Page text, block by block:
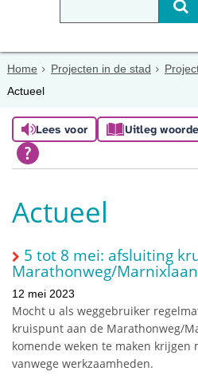
Home Projecten in de stad
Actueel
Lees voor Uitleg
Actueel
5 tot 8 mei: afsluiting
Marathonweg/Marnixlaan
12 mei 2023
Mocht u als weggebruiker
kruispunt aan de Marathonweg/
komende weken te maken
vanwege werkzaamheden.